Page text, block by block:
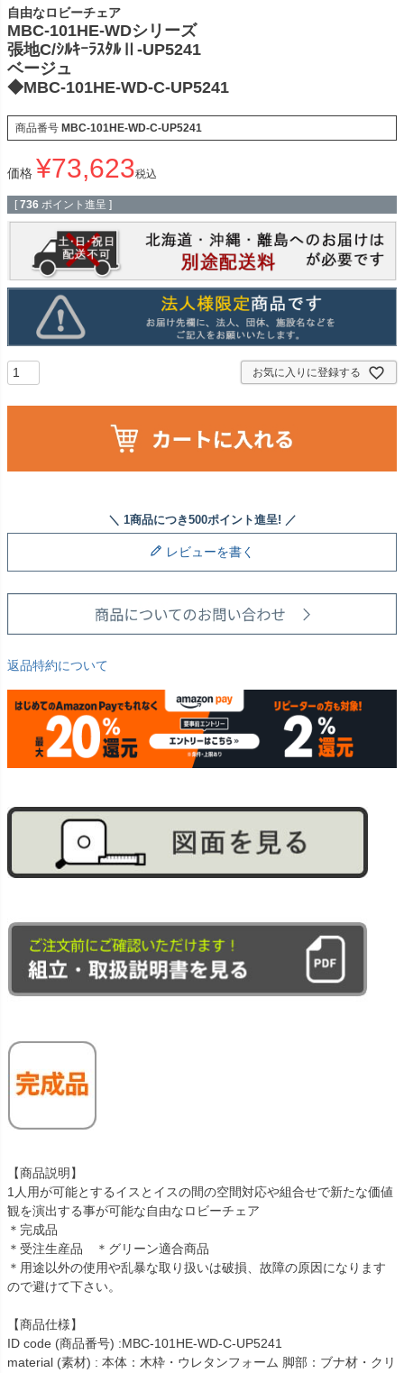
自由なロビーチェア
MBC-101HE-WDシリーズ
張地C/ｼﾙｷｰﾗｽﾀﾙⅡ-UP5241
ベージュ
◆MBC-101HE-WD-C-UP5241
商品番号 MBC-101HE-WD-C-UP5241
価格 ¥73,623税込
[ 736 ポイント進呈 ]
お気に入りに登録する
レビューを書く
返品特約について
【商品説明】
1人用が可能とするイスとイスの間の空間対応や組合せで新たな価値
観を演出する事が可能な自由なロビーチェア
＊完成品
＊受注生産品 ＊グリーン適合商品
＊用途以外の使用や乱暴な取り扱いは破損、故障の原因になります
ので避けて下さい。
【商品仕様】
ID code (商品番号) :MBC-101HE-WD-C-UP5241
material (素材) : 本体：木枠・ウレタンフォーム 脚部：ブナ材・クリ